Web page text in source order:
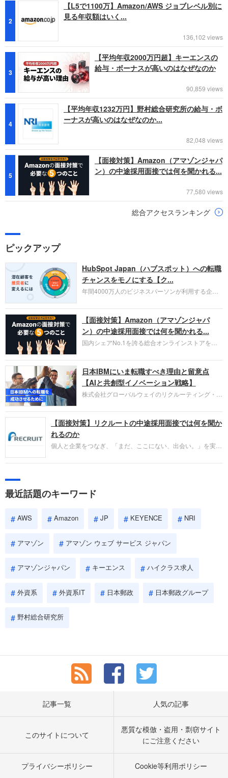
2
【L5で1100万】Amazon/AWS ジョブレベル別に
見る年収額はいく...
136,102 views
3
【平均年収2000万円超】キーエンスの
給与・ボーナスが高いのはなぜなのか
90,859 views
4
【平均年収1232万円】野村総合研究所の給与・ボ
ーナスが高いのはなぜなのか...
82,048 views
5
【面接対策】Amazon（アマゾンジャパ
ン）の中途採用面接では何を聞かれる...
77,580 views
総合アクセスランキング
ピックアップ
HubSpot Japan（ハブスポット）への転職
チャンスをモノにする【ク...
年間4000万人のビジネスパーソンが利用する企業
お勧めするイチオシ企業をご紹介します。今回はク
ラウド型CRMプラットフォームを提供する
HubSpot Japan（ハブスポット・ジャパン）株式会
社です。採用面接対策の企業研究にご活用くださ
い。
【面接対策】Amazon（アマゾンジャパ
ン）の中途採用面接では何を聞かれる...
国内シェアNo.1を誇る総合オンラインストアを運
圧倒的な存在感を持つAmazon。中途採用面接では
過去の具体的な業務成果やリーダーシップの発揮、
失敗からの学びが重視され、人間性やカルチャーフ
ィットも評価対象となり、長期的に成長できる仲間
であるかを多角的に審査されます。
日本IBMにいま転職すべき理由と留意点
【AIと共創型イノベーション戦略】
株式会社グローバルウェイのリクルーティング・パ
パーソンが利用する企業口コミサイト「キャリコ
ネ」の転職エージェントがお勧めするイチオシ企業
IBMです。採用面接対策の企業研究にご活用くださ
い。
【面接対策】リクルートの中途採用面接では何を聞か
れるのか
個人と企業をつなぎ、「まだ、ここにない、出会い。」を実現
やこれまでの成果を具体的に問われるほか、「人間性」も評価
しょう。
最近話題のキーワード
AWS Amazon JP KEYENCE NRI
アマゾン アマゾン ウェブ サービス ジャパン
アマゾンジャパン キーエンス ハイクラス求人
外資系 外資系IT 日本郵政 日本郵政グループ
野村総合研究所
記事一覧 人気の記事
このサイトについて
悪質な模倣・盗用・剽窃サイト
にご注意ください
プライバシーポリシー Cookie等利用ポリシー